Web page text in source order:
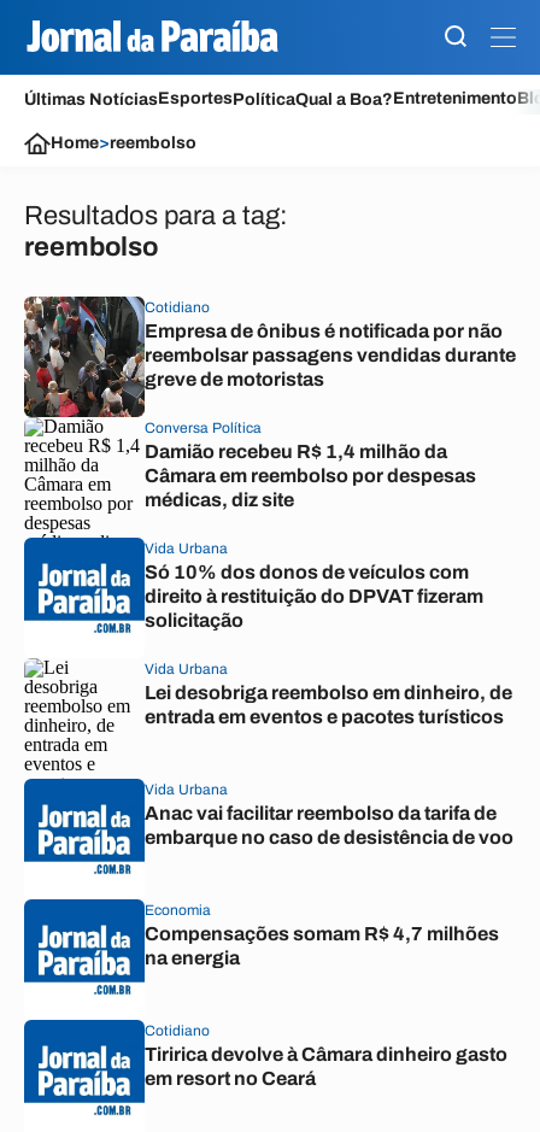
Últimas NotíciasEsportesPolíticaQual a Boa?Entretenimento
Home>reembolso
Resultados para a tag:
reembolso
Cotidiano
Empresa de ônibus é notificada por não
reembolsar passagens vendidas durante
greve de motoristas
Conversa Política
Damião recebeu R$ 1,4 milhão da
Câmara em reembolso por despesas
médicas, diz site
Vida Urbana
Só 10% dos donos de veículos com
direito à restituição do DPVAT fizeram
solicitação
Vida Urbana
Lei desobriga reembolso em dinheiro, de
entrada em eventos e pacotes turísticos
Vida Urbana
Anac vai facilitar reembolso da tarifa de
embarque no caso de desistência de voo
Economia
Compensações somam R$ 4,7 milhões
na energia
Cotidiano
Tiririca devolve à Câmara dinheiro gasto
em resort no Ceará